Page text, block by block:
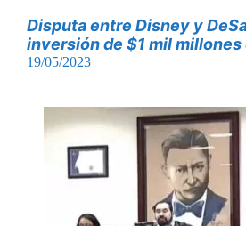
Disputa entre Disney y
inversión de $1 mil millones
19/05/2023